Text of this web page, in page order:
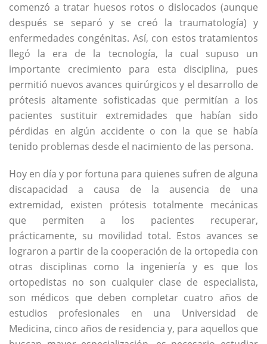
comenzó a tratar huesos rotos o dislocados (aunque
después se separó y se creó la traumatología) y
enfermedades congénitas. Así, con estos tratamientos
llegó la era de la tecnología, la cual supuso un
importante crecimiento para esta disciplina, pues
permitió nuevos avances quirúrgicos y el desarrollo de
prótesis altamente sofisticadas que permitían a los
pacientes sustituir extremidades que habían sido
pérdidas en algún accidente o con la que se había
tenido problemas desde el nacimiento de las persona.
Hoy en día y por fortuna para quienes sufren de alguna
discapacidad a causa de la ausencia de una
extremidad, existen prótesis totalmente mecánicas
que permiten a los pacientes recuperar,
prácticamente, su movilidad total. Estos avances se
lograron a partir de la cooperación de la ortopedia con
otras disciplinas como la ingeniería y es que los
ortopedistas no son cualquier clase de especialista,
son médicos que deben completar cuatro años de
estudios profesionales en una Universidad de
Medicina, cinco años de residencia y, para aquellos que